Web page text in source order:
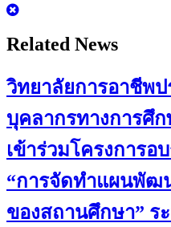
Related News
วิทยาลัยการอาชีพ
บุคลากรทางการศึ
เข้าร่วมโครงการอ
“การจัดทำแผนพัฒ
ของสถานศึกษา” ร